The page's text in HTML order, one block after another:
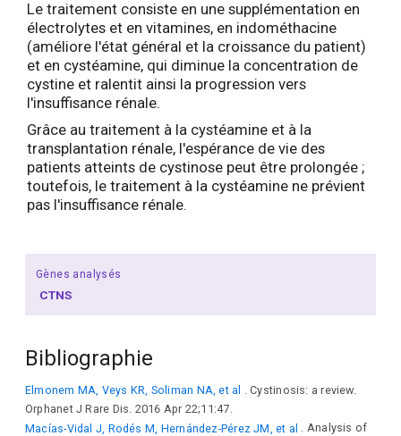
Le traitement consiste en une supplémentation en
électrolytes et en vitamines, en indométhacine
(améliore l'état général et la croissance du patient)
et en cystéamine, qui diminue la concentration de
cystine et ralentit ainsi la progression vers
l'insuffisance rénale.
Grâce au traitement à la cystéamine et à la
transplantation rénale, l'espérance de vie des
patients atteints de cystinose peut être prolongée ;
toutefois, le traitement à la cystéamine ne prévient
pas l'insuffisance rénale.
Gènes analysés
CTNS
Bibliographie
Elmonem MA, Veys KR, Soliman NA, et al . Cystinosis: a review.
Orphanet J Rare Dis. 2016 Apr 22;11:47.
Macías-Vidal J, Rodés M, Hernández-Pérez JM, et al . Analysis of